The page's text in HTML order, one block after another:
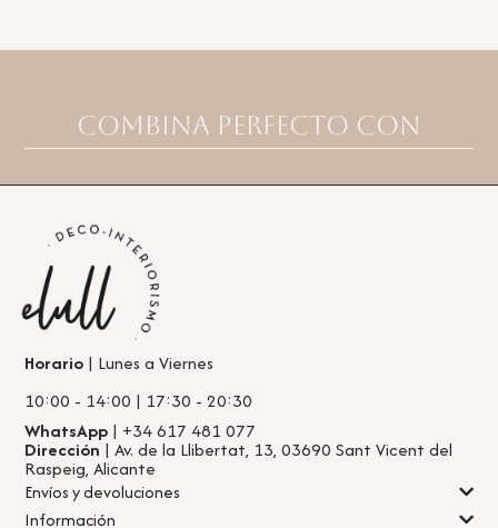
Combina perfecto con
Horario | Lunes a Viernes
10:00 - 14:00 | 17:30 - 20:30
WhatsApp | +34 617 481 077
Dirección | Av. de la Llibertat, 13, 03690 Sant Vicent del
Raspeig, Alicante
Envíos y devoluciones
Información